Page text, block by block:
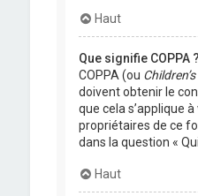
Haut
Que signifie COPPA ?
COPPA (ou
doivent obtenir le
que cela s’applique
propriétaires de ce
dans la question «
Haut